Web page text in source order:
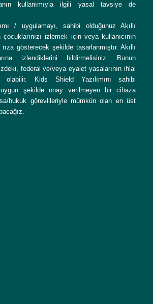
kullanımıyla ilgili yasal tavsiye de
/ uygulamayı, sahibi olduğunuz Akıllı
çocuklarınızı izlemek için veya kullanıcının
gösterecek şekilde tasarlanmıştır. Akıllı
izlendiklerini bildirmelisiniz. Bunun
federal ve/veya eyalet yasalarının ihlal
olabilir. Kids Shield Yazılımını sahibi
uygun şekilde onay verilmeyen bir cihaza
hukuk görevlileriyle mümkün olan en üst